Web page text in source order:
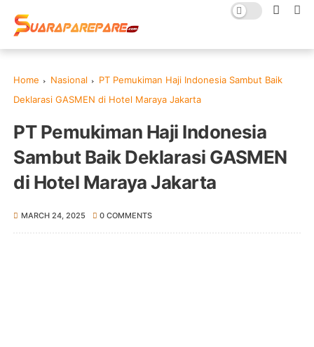
Home Nasional
PT Pemukiman Haji Indonesia Sambut Baik
Deklarasi GASMEN di Hotel Maraya Jakarta
PT Pemukiman Haji Indonesia
Sambut Baik Deklarasi GASMEN
di Hotel Maraya Jakarta
MARCH 24, 2025 0 COMMENTS